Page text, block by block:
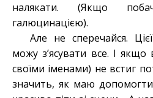
налякати. (Якщо
галюцинацією).
Але не сперечайся.
можу з’ясувати все. І якщо
своїми іменами) не встиг
значить, як маю